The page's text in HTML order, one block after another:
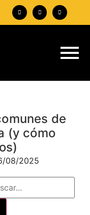
de
(y cómo
08/2025